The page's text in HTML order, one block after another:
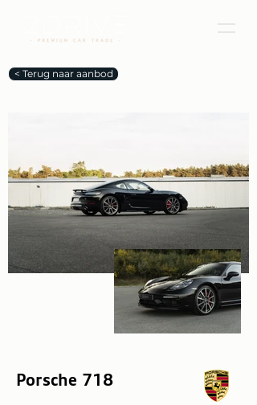
< Terug naar aanbod
Porsche 718